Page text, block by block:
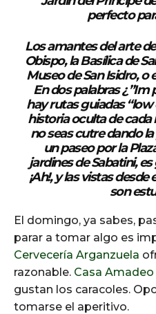
perfecto
Los amantes del arte
Obispo, laBasílica de
Museo de San Isidro, o
En dos palabras ¿”Im
hayrutas guiadas“low
historia oculta de cada
no seas cutre dando
un paseo por la
jardines de Sabatini,
¡Ah!, y las vistas desde
son
El domingo, ya sabes,
parar a tomar algo es
Cervecería Arganzuela
razonable. Casa Amadeo
gustan los caracoles.
tomarse el aperitivo.